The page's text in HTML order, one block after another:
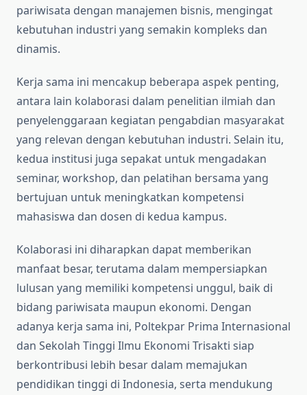
pariwisata dengan manajemen bisnis, mengingat
kebutuhan industri yang semakin kompleks dan
dinamis.
Kerja sama ini mencakup beberapa aspek penting,
antara lain kolaborasi dalam penelitian ilmiah dan
penyelenggaraan kegiatan pengabdian masyarakat
yang relevan dengan kebutuhan industri. Selain itu,
kedua institusi juga sepakat untuk mengadakan
seminar, workshop, dan pelatihan bersama yang
bertujuan untuk meningkatkan kompetensi
mahasiswa dan dosen di kedua kampus.
Kolaborasi ini diharapkan dapat memberikan
manfaat besar, terutama dalam mempersiapkan
lulusan yang memiliki kompetensi unggul, baik di
bidang pariwisata maupun ekonomi. Dengan
adanya kerja sama ini, Poltekpar Prima Internasional
dan Sekolah Tinggi Ilmu Ekonomi Trisakti siap
berkontribusi lebih besar dalam memajukan
pendidikan tinggi di Indonesia, serta mendukung